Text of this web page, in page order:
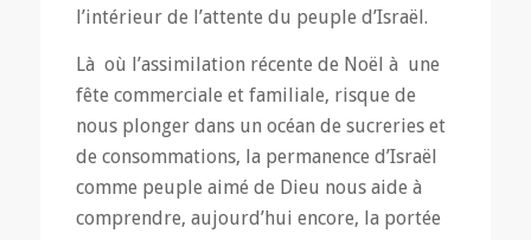
l’intérieur de l’attente du peuple d’Israël.
Là où l’assimilation récente de Noël à une
fête commerciale et familiale, risque de
nous plonger dans un océan de sucreries et
de consommations, la permanence d’Israël
comme peuple aimé de Dieu nous aide à
comprendre, aujourd’hui encore, la portée